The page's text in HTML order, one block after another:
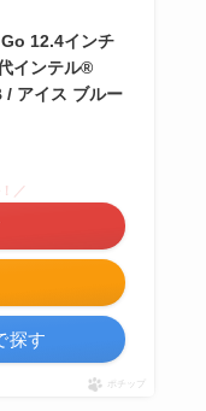
12.4インチ
インテル®
アイス ブルー
／
探す
ポチップ